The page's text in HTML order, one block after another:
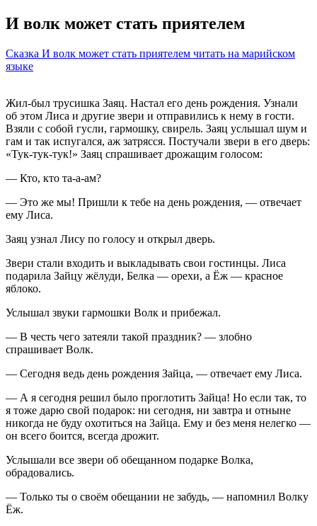
И волк может стать приятелем
Сказка И волк может стать приятелем читать на марийском
языке
Жил-был трусишка Заяц. Настал его день рождения. Узнали
об этом Лиса и другие звери и отправились к нему в гости.
Взяли с собой гусли, гармошку, свирель. Заяц услышал шум и
гам и так испугался, аж затрясся. Постучали звери в его дверь:
«Тук-тук-тук!» Заяц спрашивает дрожащим голосом:
— Кто, кто та-а-ам?
— Это же мы! Пришли к тебе на день рождения, — отвечает
ему Лиса.
Заяц узнал Лису по голосу и открыл дверь.
Звери стали входить и выкладывать свои гостинцы. Лиса
подарила Зайцу жёлуди, Белка — орехи, a Ёж — красное
яблоко.
Услышал звуки гармошки Волк и прибежал.
— В честь чего затеяли такой праздник? — злобно
спрашивает Волк.
— Сегодня ведь день рождения Зайца, — отвечает ему Лиса.
— А я сегодня решил было проглотить Зайца! Но если так, то
я тоже дарю свой подарок: ни сегодня, ни завтра и отныне
никогда не буду охотиться на Зайца. Ему и без меня нелегко —
он всего боится, всегда дрожит.
Услышали все звери об обещанном подарке Волка,
обрадовались.
— Только ты о своём обещании не забудь, — напомнил Волку
Ёж.